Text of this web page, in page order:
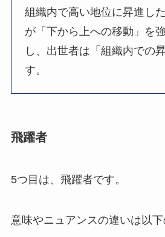
組織内で高い地位に昇進し
が「下から上への移動」を
し、出世者は「組織内での
す。
飛躍者
5つ目は、飛躍者です。
意味やニュアンスの違いは以下